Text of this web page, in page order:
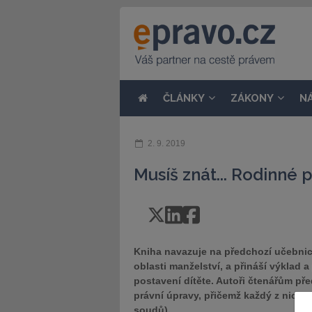
ČLÁNKY ZÁKONY
2. 9. 2019
Musíš znát... Rodinné
Kniha navazuje na předchozí
oblasti manželství, a přináší výklad
postavení dítěte. Autoři čtenářům
právní úpravy, přičemž každý z nich